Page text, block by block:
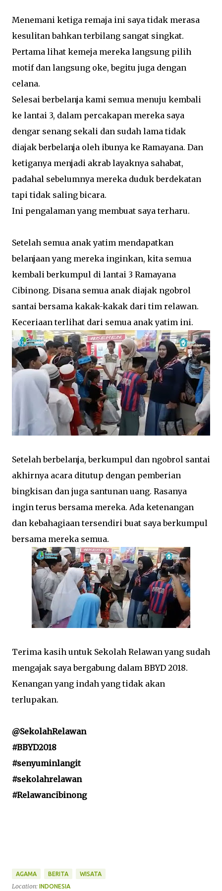
Menemani ketiga remaja ini saya tidak merasa
kesulitan bahkan terbilang sangat singkat.
Pertama lihat kemeja mereka langsung pilih
motif dan langsung oke, begitu juga dengan
celana.
Selesai berbelanja kami semua menuju kembali
ke lantai 3, dalam percakapan mereka saya
dengar senang sekali dan sudah lama tidak
diajak berbelanja oleh ibunya ke Ramayana. Dan
ketiganya menjadi akrab layaknya sahabat,
padahal sebelumnya mereka duduk berdekatan
tapi tidak saling bicara.
Ini pengalaman yang membuat saya terharu.
Setelah semua anak yatim mendapatkan
belanjaan yang mereka inginkan, kita semua
kembali berkumpul di lantai 3 Ramayana
Cibinong. Disana semua anak diajak ngobrol
santai bersama kakak-kakak dari tim relawan.
Keceriaan terlihat dari semua anak yatim ini.
Setelah berbelanja, berkumpul dan ngobrol santai
akhirnya acara ditutup dengan pemberian
bingkisan dan juga santunan uang. Rasanya
ingin terus bersama mereka. Ada ketenangan
dan kebahagiaan tersendiri buat saya berkumpul
bersama mereka semua.
Terima kasih untuk Sekolah Relawan yang sudah
mengajak saya bergabung dalam BBYD 2018.
Kenangan yang indah yang tidak akan
terlupakan.
@SekolahRelawan
#BBYD2018
#senyuminlangit
#sekolahrelawan
#Relawancibinong
AGAMA BERITA WISATA
Location: INDONESIA